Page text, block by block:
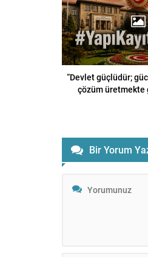
“Devlet güçlüdür;
çözüm üretmekte
Bir Yorum